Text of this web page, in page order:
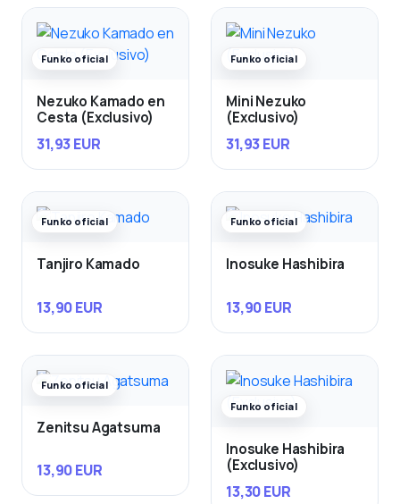
Funko oficial
Nezuko Kamado en
Cesta (Exclusivo)
31,93 EUR
Funko oficial
Mini Nezuko
(Exclusivo)
31,93 EUR
Funko oficial
Tanjiro Kamado
13,90 EUR
Funko oficial
Inosuke Hashibira
13,90 EUR
Funko oficial
Zenitsu Agatsuma
13,90 EUR
Funko oficial
Inosuke Hashibira
(Exclusivo)
13,30 EUR